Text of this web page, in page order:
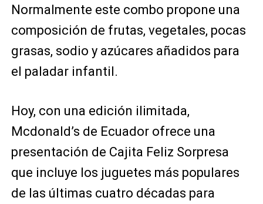
Normalmente este combo propone una
composición de frutas, vegetales, pocas
grasas, sodio y azúcares añadidos para
el paladar infantil.
Hoy, con una edición ilimitada,
Mcdonald’s de Ecuador ofrece una
presentación de Cajita Feliz Sorpresa
que incluye los juguetes más populares
de las últimas cuatro décadas para